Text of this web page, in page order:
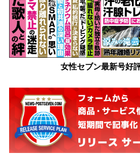
女性セブン最新号好